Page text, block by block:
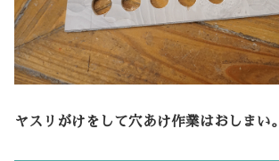
ヤスリがけをして穴あけ作業はおしまい。